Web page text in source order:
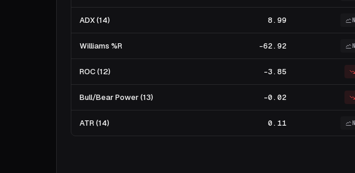
ADX (14) 8.99
Williams %R -62.92
ROC (12) -3.85
Bull/Bear Power (13) -0.02
ATR (14) 0.11